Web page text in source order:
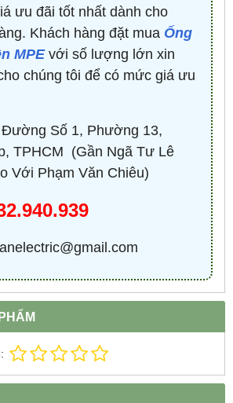
ưu đãi tốt nhất dành cho
Khách hàng đặt mua Ống
MPEvới số lượng lớn xin
chúng tôi để có mức giá ưu
Đường Số 1, Phường 13,
TPHCM ​ (Gần Ngã Tư Lê
Với Phạm Văn Chiêu)